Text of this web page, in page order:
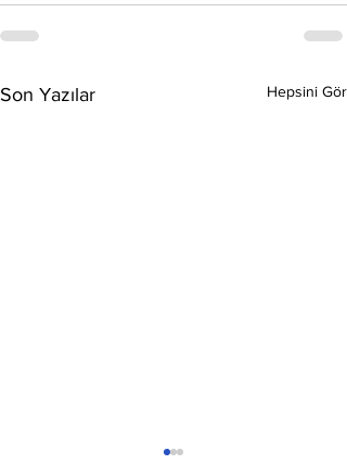
Son Yazılar Hepsini Gör